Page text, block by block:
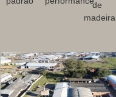
de
madeira